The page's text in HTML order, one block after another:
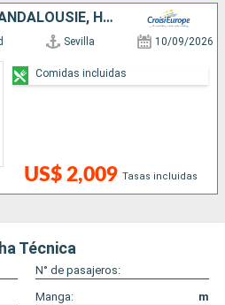
SÉVILLE, BERCEAU DE L'ANDALOUSIE, HUELVA, SUR LES PAS DE CHRISTOPHE COLOMB ET LE CHARME TYPIQUE DE CADIX
Sevilla 10/09/2026
US$ 2,009 Tasas incluidas
Comidas incluidas
Técnica
N° de pasajeros:
Manga:
m